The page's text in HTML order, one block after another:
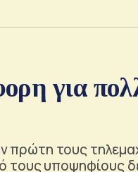
για
πρώτη τους
τους υποψηφίους